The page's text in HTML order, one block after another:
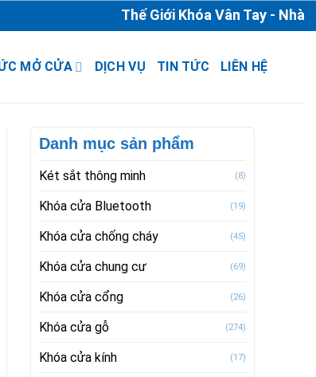
Thế Giới Khóa Vân Tay - Nhà
MỞ CỬA DỊCH VỤ TIN TỨC LIÊN HỆ
Danh mục sản phẩm
Két sắt thông minh (8)
Khóa cửa Bluetooth (19)
Khóa cửa chống cháy (45)
Khóa cửa chung cư (69)
Khóa cửa cổng (26)
Khóa cửa gỗ (274)
Khóa cửa kính (17)